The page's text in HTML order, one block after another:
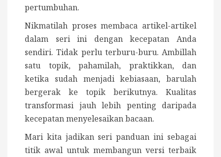
pertumbuhan.
Nikmatilah proses membaca artikel-artikel
dalam seri ini dengan kecepatan Anda
sendiri. Tidak perlu terburu-buru. Ambillah
satu topik, pahamilah, praktikkan, dan
ketika sudah menjadi kebiasaan, barulah
bergerak ke topik berikutnya. Kualitas
transformasi jauh lebih penting daripada
kecepatan menyelesaikan bacaan.
Mari kita jadikan seri panduan ini sebagai
titik awal untuk membangun versi terbaik